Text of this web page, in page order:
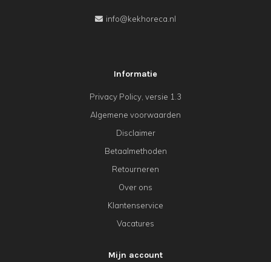
info@kekhoreca.nl
Informatie
Privacy Policy, versie 1.3
Algemene voorwaarden
Disclaimer
Betaalmethoden
Retourneren
Over ons
Klantenservice
Vacatures
Mijn account